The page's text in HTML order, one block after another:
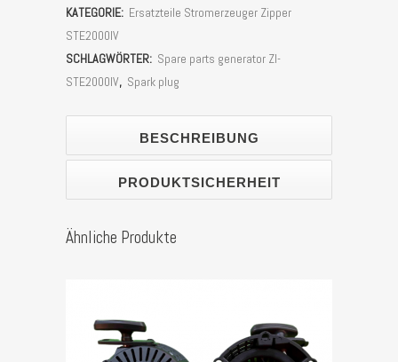
ZI-
STE2000IV
KATEGORIE: Ersatzteile Stromerzeuger Zipper
STE2000IV
SCHLAGWÖRTER: Spare parts generator ZI-
STE2000IV, Spark plug
BESCHREIBUNG
PRODUKTSICHERHEIT
Ähnliche Produkte